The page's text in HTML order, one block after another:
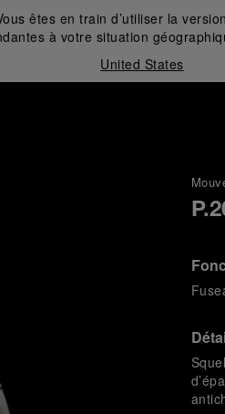
êtes en train d’utiliser la
à votre situation
United States